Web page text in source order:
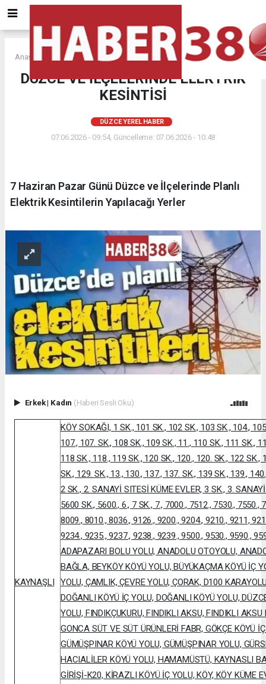
Anasayfa DÜZCE YEREL HABER
DÜZCE VE İLÇELERİNDE ELEKTRİK
KESİNTİSİ
DÜZCE YEREL HABER
07.06.2026 - 09:54, Güncelleme: 07.06.2026 - 10:48
7 Haziran Pazar Günü Düzce ve İlçelerinde Planlı
Elektrik Kesintilerin Yapılacağı Yerler
Erkek| Kadın (Haberi Sesli Oku)
KAYNAŞLI
KÖY SOKAĞI, 1 SK., 101 SK., 102 SK., 103 SK., 104.,
107., 107. SK., 108 SK., 109 SK., 11., 110 SK., 111 SK.,
118 SK., 118., 119 SK., 120 SK., 120., 120. SK., 122 SK.,
SK., 129. SK., 13., 130., 137., 137. SK., 139 SK., 139.,
2 SK., 2. SANAYİ SITESİ KÜME EVLER, 3 SK., 3.
5600 SK., 5600., 6., 7 SK., 7., 7000., 7512., 7530., 7550.,
8009., 8010., 8036., 9126., 9200., 9204., 9210., 9211,
9234., 9235., 9237., 9238., 9239., 9500., 9530., 9590.,
ADAPAZARI BOLU YOLU, ANADOLU OTOYOLU,
BAĞLA, BEYKÖY KÖYÜ YOLU, BÜYÜKAÇMA KÖYÜ İÇ
YOLU, ÇAMLIK, ÇEVRE YOLU, ÇORAK, D100
DOĞANLI KÖYÜ İÇ YOLU, DOĞANLI KÖYÜ YOLU,
YOLU, FINDIKÇUKURU, FINDIKLI AKSU, FINDIKLI AKSU
GONCA SÜT VE SÜT ÜRÜNLERİ FABR, GÖKÇE KÖYÜ
GÜMÜŞPINAR KÖYÜ YOLU, GÜMÜŞPINAR YOLU,
HACIALİLER KÖYÜ YOLU, HAMAMÜSTÜ, KAYNASLI
GİRİŞİ-K20, KİRAZLI KÖYÜ İÇ YOLU, KÖY, KÖY KÜME